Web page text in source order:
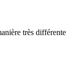
très différente